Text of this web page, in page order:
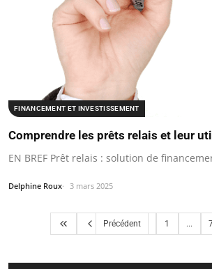
FINANCEMENT ET INVESTISSEMENT
Comprendre les prêts relais et leur
EN BREF Prêt relais : solution de
Delphine Roux 3 mars 2025
Précédent 1 ...